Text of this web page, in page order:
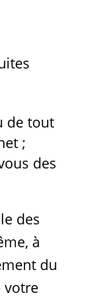
de tout
;
des
des
à
du
votre